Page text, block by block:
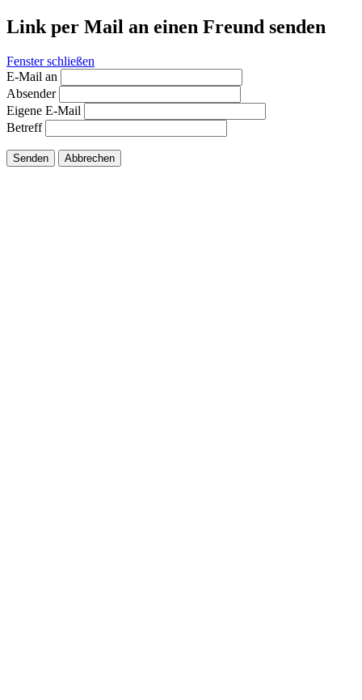
Link per Mail an einen Freund senden
Fenster schließen
E-Mail an
Absender
Eigene E-Mail
Betreff
Senden Abbrechen